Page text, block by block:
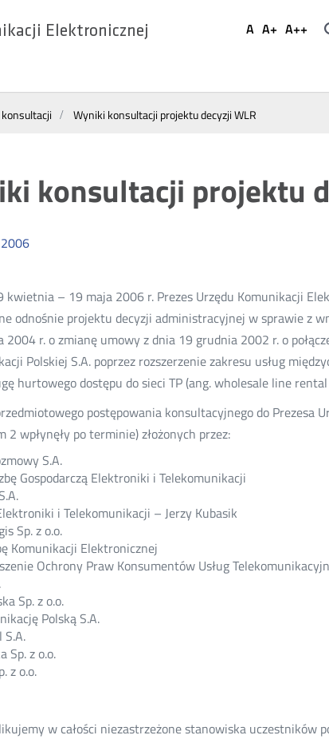
Elektronicznej A A+ A++
Media
Wyniki konsultacji projektu decyzji WLR
konsultacji projektu
2006
kwietnia – 19 maja 2006 r. Prezes Urzędu Komunikacji
odnośnie projektu decyzji administracyjnej w sprawie z
2004 r. o zmianę umowy z dnia 19 grudnia 2002 r. o
Polskiej S.A. poprzez rozszerzenie zakresu usług
hurtowego dostępu do sieci TP (ang. wholesale line
postępowania konsultacyjnego do Prezesa
2 wpłynęły po terminie) złożonych przez:
S.A.
Gospodarczą Elektroniki i Telekomunikacji
i Telekomunikacji – Jerzy Kubasik
Sp. z o.o.
Komunikacji Elektronicznej
Ochrony Praw Konsumentów Usług
Sp. z o.o.
Polską S.A.
Sp. z o.o.
z o.o.
w całości niezastrzeżone stanowiska uczestników